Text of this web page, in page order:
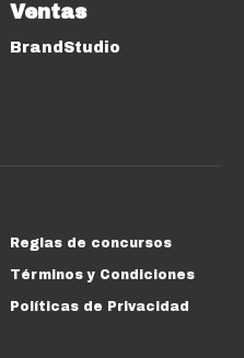
Ventas
BrandStudio
Reglas de concursos
Términos y Condiciones
Políticas de Privacidad